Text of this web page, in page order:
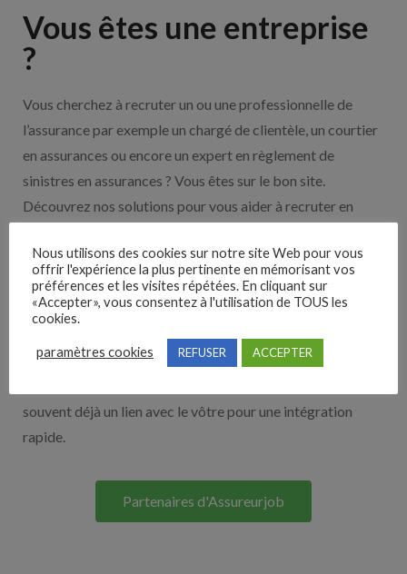
Vous êtes une entreprise
?
Vous cherchez à recruter un ou une professionnelle de
l’assurance par exemple un chargé de clientèle, un courtier
en assurances ou encore un expert en règlement de
sinistres en assurances ? Vous êtes sur le bon site.
Découvrez nos solutions pour vous aider à recruter en
Nos solutions entreprises
Découvrez nos partenaires ! Moteurs de recherches,
multidiffuseurs, sites payant… nombreux sont nos
souvent déjà un lien avec le vôtre pour une intégration
rapide.
Partenaires d'Assureurjob
Nous utilisons des cookies sur notre site Web pour vous
offrir l'expérience la plus pertinente en mémorisant vos
préférences et les visites répétées. En cliquant sur
«Accepter», vous consentez à l'utilisation de TOUS les
cookies.
paramètres cookies REFUSER ACCEPTER